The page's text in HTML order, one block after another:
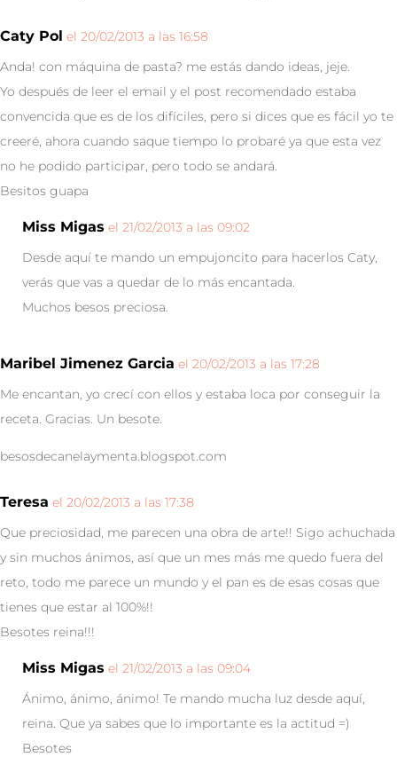
Caty Pol el 20/02/2013 a las 16:58
Anda! con máquina de pasta? me estás dando ideas, jeje.
Yo después de leer el email y el post recomendado estaba
convencida que es de los difíciles, pero si dices que es fácil yo te
creeré, ahora cuando saque tiempo lo probaré ya que esta vez
no he podido participar, pero todo se andará.
Besitos guapa
Miss Migas el 21/02/2013 a las 09:02
Desde aquí te mando un empujoncito para hacerlos Caty,
verás que vas a quedar de lo más encantada.
Muchos besos preciosa.
Maribel Jimenez Garcia el 20/02/2013 a las 17:28
Me encantan, yo crecí con ellos y estaba loca por conseguir la
receta. Gracias. Un besote.
besosdecanelaymenta.blogspot.com
Teresa el 20/02/2013 a las 17:38
Que preciosidad, me parecen una obra de arte!! Sigo achuchada
y sin muchos ánimos, así que un mes más me quedo fuera del
reto, todo me parece un mundo y el pan es de esas cosas que
tienes que estar al 100%!!
Besotes reina!!!
Miss Migas el 21/02/2013 a las 09:04
Ánimo, ánimo, ánimo! Te mando mucha luz desde aquí,
reina. Que ya sabes que lo importante es la actitud =)
Besotes